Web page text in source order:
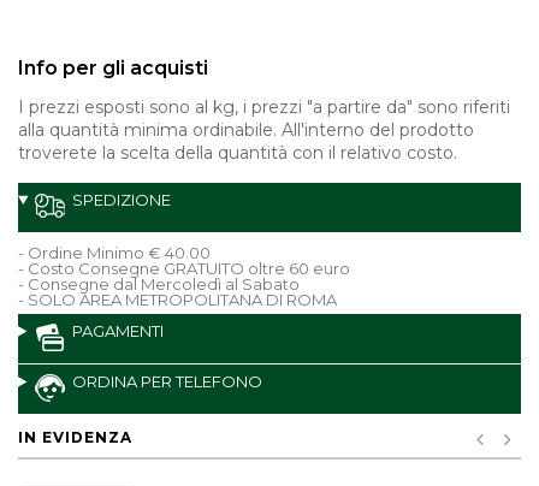
Info per gli acquisti
I prezzi esposti sono al kg, i prezzi "a partire da" sono riferiti
alla quantità minima ordinabile. All'interno del prodotto
troverete la scelta della quantità con il relativo costo.
SPEDIZIONE
- Ordine Minimo € 40.00
- Costo Consegne GRATUITO oltre 60 euro
- Consegne dal Mercoledì al Sabato
- SOLO AREA METROPOLITANA DI ROMA
PAGAMENTI
ORDINA PER TELEFONO
IN EVIDENZA